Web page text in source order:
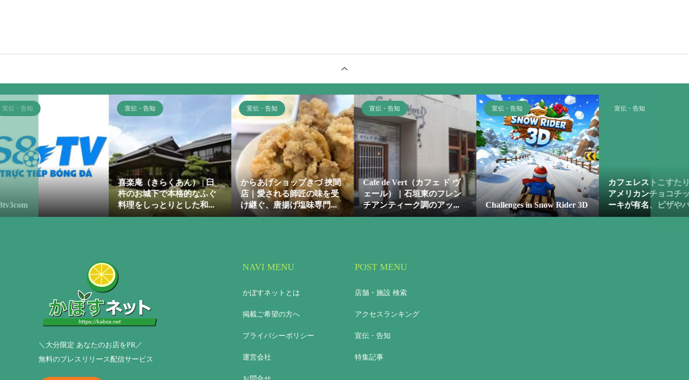
喜楽庵（きらくあん） | 臼
杵のお城下で本格的なふぐ
料理をしっとりとした和...
からあげショップきづ 挾間
店｜愛される師匠の味を受
け継ぐ、唐揚げ塩味専門...
宣伝・告知
Cafe de Vert（カフェ ド ヴ
ェール）｜石垣東のフレン
チアンティーク調のアッ...
宣伝・告知
Challenges in Snow Rider 3D
宣伝・告知
カフェレストこすたりか｜
アメリカンチョコチップケ
ーキが有名、ピザやパス...
由布院
すけ）
の味を
＼大分限定 あなたのお店をPR／
無料のプレスリリース配信サービス
NAVI MENU
かぼすネットとは
掲載ご希望の方へ
プライバシーポリシー
運営会社
POST MENU
店舗・施設 検索
アクセスランキング
宣伝・告知
特集記事